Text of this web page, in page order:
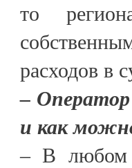
то
расходов в
– Оператор
и как
– В любом